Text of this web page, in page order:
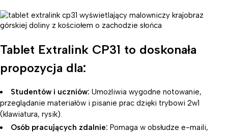
Tablet Extralink CP31 to doskonała
propozycja dla:
Studentów i uczniów: Umożliwia wygodne notowanie,
przeglądanie materiałów i pisanie prac dzięki trybowi 2w1
(klawiatura, rysik).
Osób pracujących zdalnie: Pomaga w obsłudze e-maili,